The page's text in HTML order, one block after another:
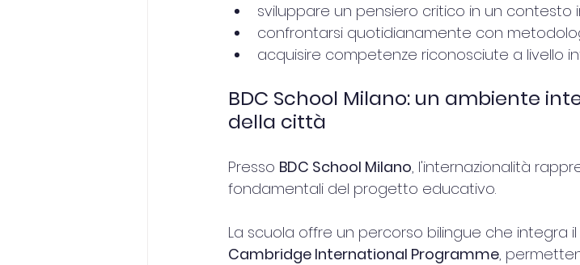
sviluppare un pensiero critico in un contesto
confrontarsi quotidianamente con
acquisire competenze riconosciute a livello
BDC School Milano: un ambiente
della città
Presso BDC School Milano, l'internazionalità
fondamentali del progetto educativo.
La scuola offre un percorso bilingue che integra
Cambridge International Programme,